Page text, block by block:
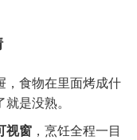
，食物在里面烤成什
是没熟。
视窗 ，烹饪全程一目